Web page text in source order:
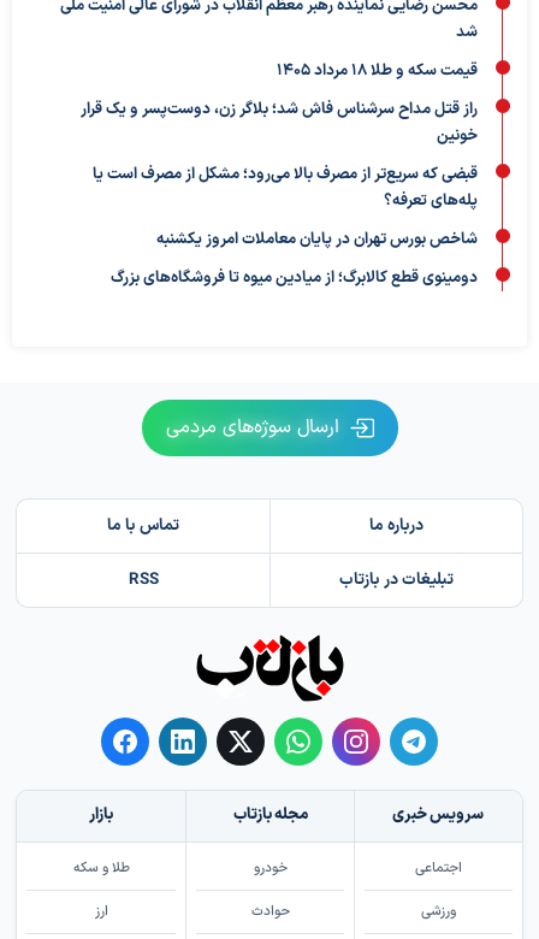
محسن رضایی نماینده رهبر معظم انقلاب در شورای عالی امنیت ملی
شد
قیمت سکه و طلا 18 مرداد 1405
راز قتل مداح سرشناس فاش شد؛ بلاگر زن، دوست‌پسر و یک قرار
خونین
قبضی که سریع‌تر از مصرف بالا می‌رود؛ مشکل از مصرف است یا
پله‌های تعرفه؟
شاخص بورس تهران در پایان معاملات امروز یکشنبه
دومینوی قطع کالابرگ؛ از میادین میوه تا فروشگاه‌های بزرگ
ارسال سوژه‌های مردمی
درباره ما تماس با ما
تبلیغات در بازتاب RSS
سرویس خبری
اجتماعی
ورزشی
مجله بازتاب
خودرو
حوادث
بازار
طلا و سکه
ارز